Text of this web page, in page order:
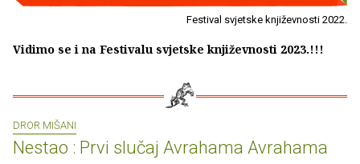
Festival svjetske književnosti 2022.
Vidimo se i na Festivalu svjetske književnosti 2023.!!!
DROR MIŠANI
Nestao : Prvi slučaj Avrahama Avrahama